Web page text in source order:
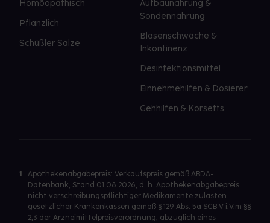
Homöopathisch
Pflanzlich
Schüßler Salze
Aufbaunahrung &
Sondennahrung
Blasenschwäche &
Inkontinenz
Desinfektionsmittel
Einnehmehilfen & Dosierer
Gehhilfen & Korsetts
1
Apothekenabgabepreis: Verkaufspreis gemäß ABDA-
Datenbank, Stand 01.08.2026, d. h. Apothekenabgabepreis
nicht verschreibungspflichtiger Medikamente zulasten
gesetzlicher Krankenkassen gemäß § 129 Abs. 5a SGB V i.V.m §§
2,3 der Arzneimittelpreisverordnung, abzüglich eines